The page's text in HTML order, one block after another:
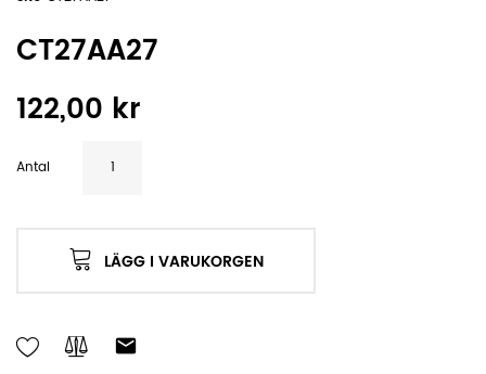
CT27AA27
122,00 kr
Antal
LÄGG I VARUKORGEN